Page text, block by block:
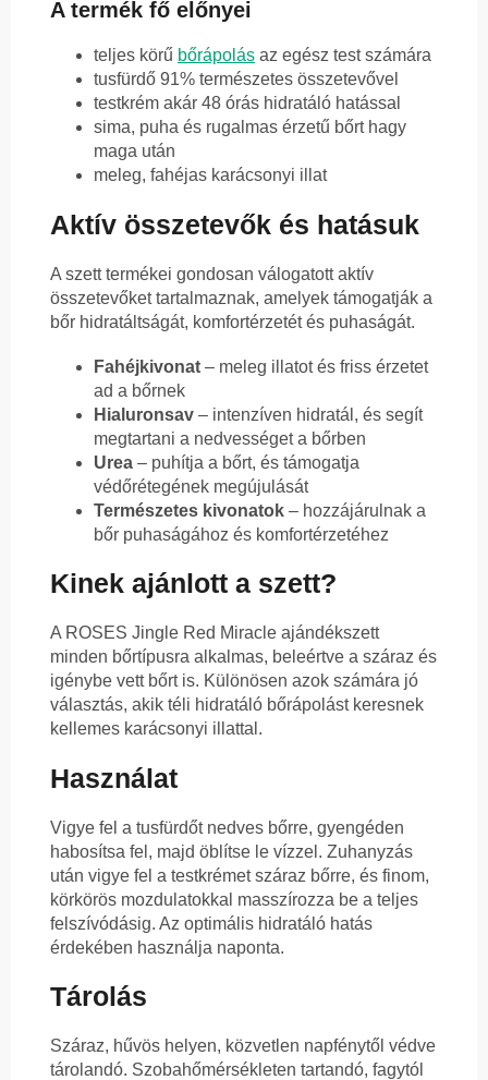
A termék fő előnyei
teljes körű bőrápolás az egész test számára
tusfürdő 91% természetes összetevővel
testkrém akár 48 órás hidratáló hatással
sima, puha és rugalmas érzetű bőrt hagy
maga után
meleg, fahéjas karácsonyi illat
Aktív összetevők és hatásuk
A szett termékei gondosan válogatott aktív
összetevőket tartalmaznak, amelyek támogatják a
bőr hidratáltságát, komfortérzetét és puhaságát.
Fahéjkivonat – meleg illatot és friss érzetet
ad a bőrnek
Hialuronsav – intenzíven hidratál, és segít
megtartani a nedvességet a bőrben
Urea – puhítja a bőrt, és támogatja
védőrétegének megújulását
Természetes kivonatok – hozzájárulnak a
bőr puhaságához és komfortérzetéhez
Kinek ajánlott a szett?
A ROSES Jingle Red Miracle ajándékszett
minden bőrtípusra alkalmas, beleértve a száraz és
igénybe vett bőrt is. Különösen azok számára jó
választás, akik téli hidratáló bőrápolást keresnek
kellemes karácsonyi illattal.
Használat
Vigye fel a tusfürdőt nedves bőrre, gyengéden
habosítsa fel, majd öblítse le vízzel. Zuhanyzás
után vigye fel a testkrémet száraz bőrre, és finom,
körkörös mozdulatokkal masszírozza be a teljes
felszívódásig. Az optimális hidratáló hatás
érdekében használja naponta.
Tárolás
Száraz, hűvös helyen, közvetlen napfénytől védve
tárolandó. Szobahőmérsékleten tartandó, fagytól